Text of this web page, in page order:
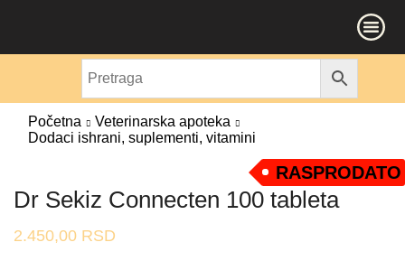
Početna
Veterinarska apoteka
Dodaci ishrani, suplementi, vitamini
RASPRODATO
Dr Sekiz Connecten 100 tableta
2.450,00 RSD